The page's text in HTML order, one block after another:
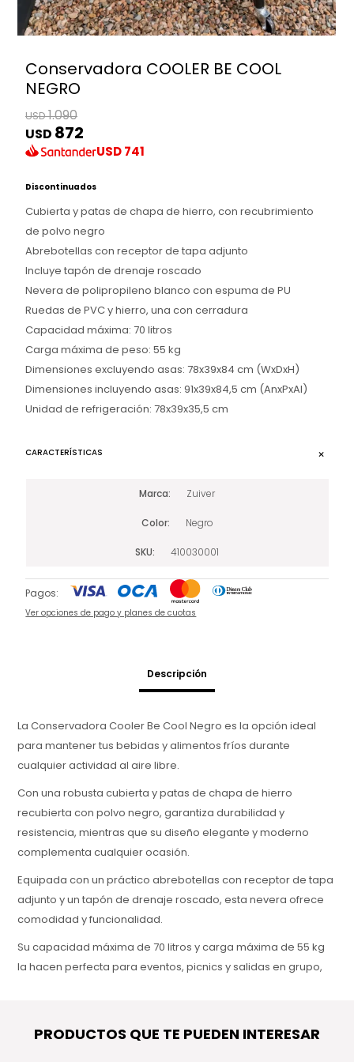
Conservadora COOLER BE COOL
NEGRO
USD1.090
USD 872
USD741
Discontinuados
Cubierta y patas de chapa de hierro, con recubrimiento
de polvo negro
Abrebotellas con receptor de tapa adjunto
Incluye tapón de drenaje roscado
Nevera de polipropileno blanco con espuma de PU
Ruedas de PVC y hierro, una con cerradura
Capacidad máxima: 70 litros
Carga máxima de peso: 55 kg
Dimensiones excluyendo asas: 78x39x84 cm (WxDxH)
Dimensiones incluyendo asas: 91x39x84,5 cm (AnxPxAl)
Unidad de refrigeración: 78x39x35,5 cm
CARACTERÍSTICAS
Marca Zuiver
Color Negro
SKU 410030001
Pagos:
Ver opciones de pago y planes de cuotas
Descripción
La Conservadora Cooler Be Cool Negro es la opción ideal
para mantener tus bebidas y alimentos fríos durante
cualquier actividad al aire libre.
Con una robusta cubierta y patas de chapa de hierro
recubierta con polvo negro, garantiza durabilidad y
resistencia, mientras que su diseño elegante y moderno
complementa cualquier ocasión.
Equipada con un práctico abrebotellas con receptor de tapa
adjunto y un tapón de drenaje roscado, esta nevera ofrece
comodidad y funcionalidad.
Su capacidad máxima de 70 litros y carga máxima de 55 kg
la hacen perfecta para eventos, picnics y salidas en grupo,
La estructura de polipropileno blanco con espuma de PU y
PRODUCTOS QUE TE PUEDEN INTERESAR